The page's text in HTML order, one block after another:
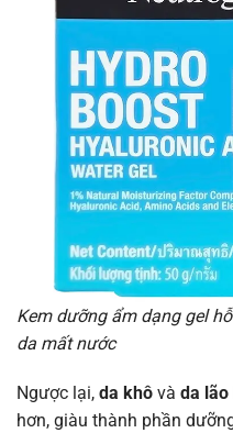
Kem dưỡng ẩm dạng gel
da mất nước
Ngược lại, da khô và da lão
hơn, giàu thành phần